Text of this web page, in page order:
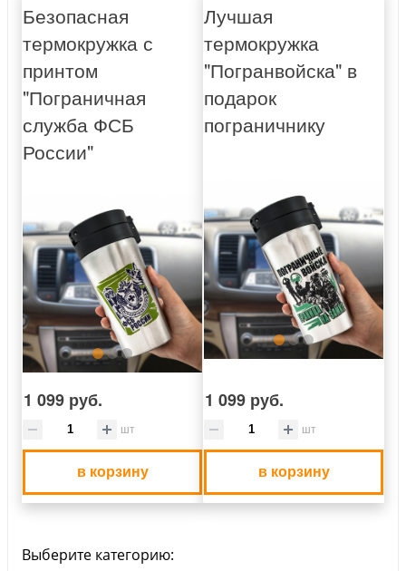
Безопасная
термокружка с
принтом
"Пограничная
служба ФСБ
России"
1 099 руб.
шт
в корзину
Лучшая
термокружка
"Погранвойска" в
подарок
пограничнику
1 099 руб.
шт
в корзину
Выберите категорию: